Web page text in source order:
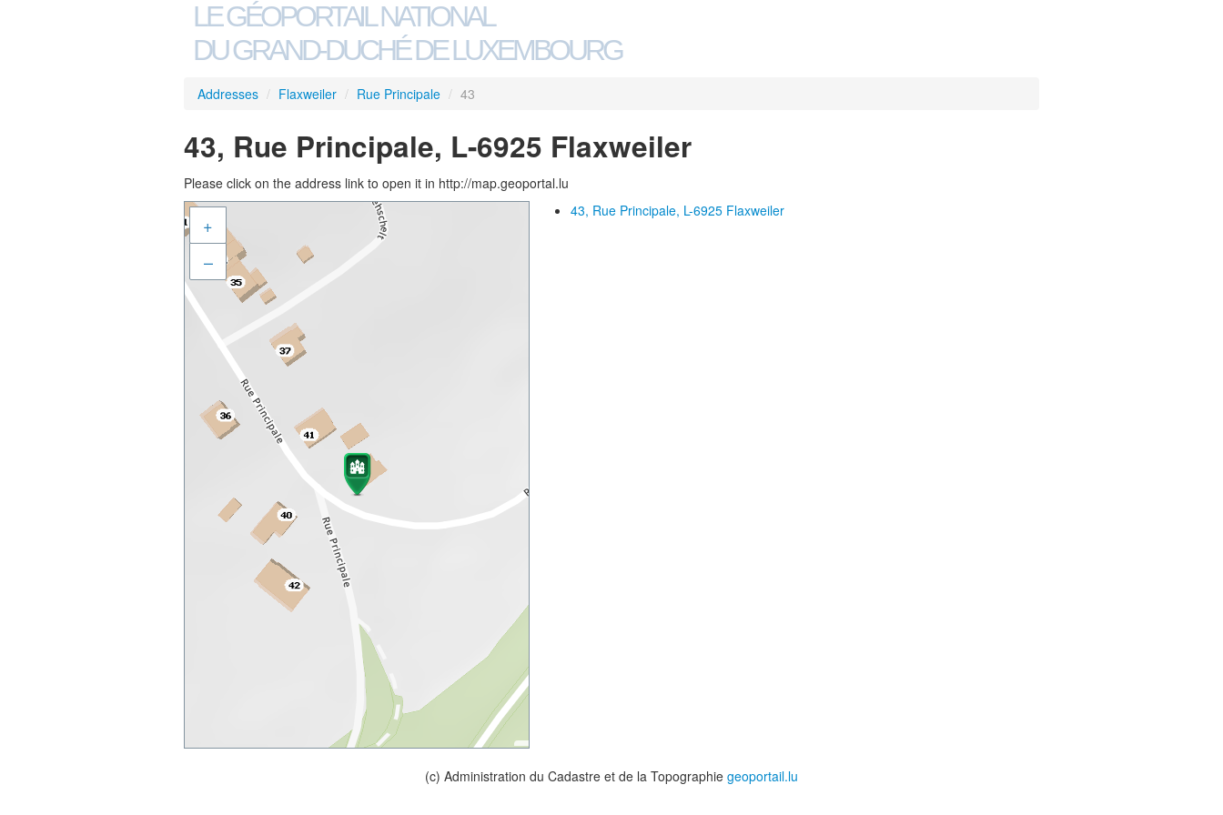
LE GÉOPORTAIL NATIONAL
DU GRAND-DUCHÉ DE LUXEMBOURG
Addresses / Flaxweiler / Rue Principale / 43
43, Rue Principale, L-6925 Flaxweiler
Please click on the address link to open it in http://map.geoportal.lu
+
–
43, Rue Principale, L-6925 Flaxweiler
(c) Administration du Cadastre et de la Topographie geoportail.lu